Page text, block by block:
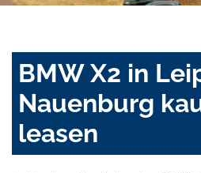
BMW X2 in
Nauenburg
leasen